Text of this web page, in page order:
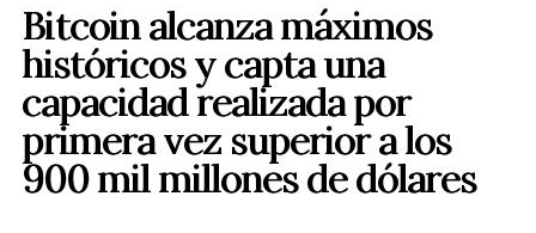
Bitcoin alcanza máximos
históricos y capta una
capacidad realizada por
primera vez superior a los
900 mil millones de dólares